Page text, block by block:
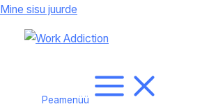
Mine sisu juurde
Peamenüü